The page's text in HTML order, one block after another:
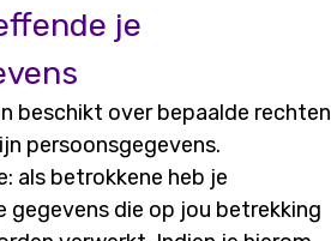
je
beschikt over bepaalde rechten
persoonsgegevens.
als betrokkene heb je
gegevens die op jou betrekking